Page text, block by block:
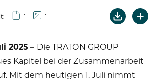
1 1
2025 – Die TRATON GROUP
Kapitel bei der Zusammenarbeit
Mit dem heutigen 1. Juli nimmt